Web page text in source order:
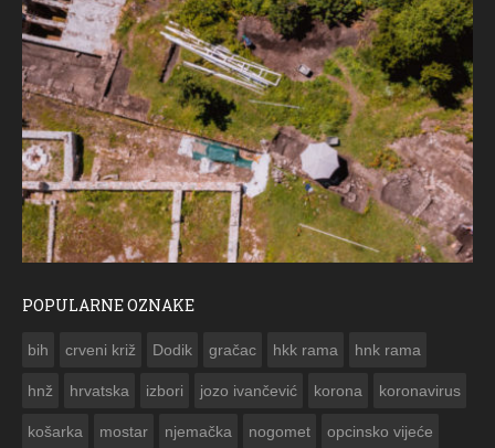
POPULARNE OZNAKE
bih crveni križ Dodik gračac hkk rama hnk rama
hnž hrvatska izbori jozo ivančević korona koronavirus
košarka mostar njemačka nogomet opcinsko vijeće